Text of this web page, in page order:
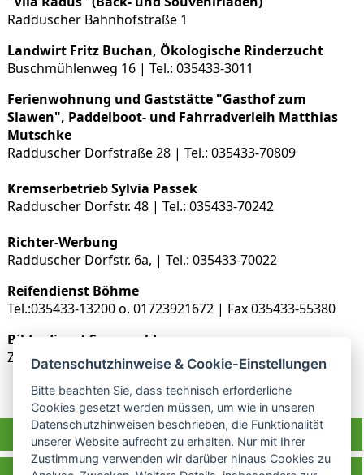
Radduscher Bahnhofstraße 1
Landwirt Fritz Buchan, Ökologische Rinderzucht
Buschmühlenweg 16 | Tel.: 035433-3011
Ferienwohnung und Gaststätte "Gasthof zum
Slawen", Paddelboot- und Fahrradverleih Matthias
Mutschke
Radduscher Dorfstraße 28 | Tel.: 035433-70809
Kremserbetrieb Sylvia Passek
Radduscher Dorfstr. 48 | Tel.: 035433-70242
Richter-Werbung
Radduscher Dorfstr. 6a, | Tel.: 035433-70022
Reifendienst Böhme
Tel.:035433-13200 o. 01723921672 | Fax 035433-55380
Bilderdienst Spreewald
Zum Schwarzen Berg 14 | Tel. 01726455407
Raddusch bei Facebook
Datenschutzhinweise & Cookie-Einstellungen
Bitte beachten Sie, dass technisch erforderliche
Cookies gesetzt werden müssen, um wie in unseren
Datenschutzhinweisen beschrieben, die Funktionalität
unserer Website aufrecht zu erhalten. Nur mit Ihrer
Zustimmung verwenden wir darüber hinaus Cookies zu